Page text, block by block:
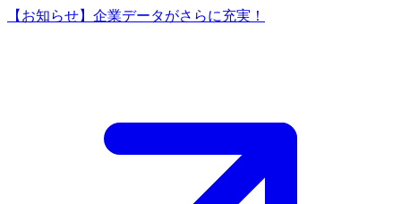
【お知らせ】企業データがさらに充実！